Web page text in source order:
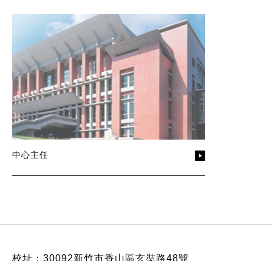
中心主任
校址：30092新竹市香山區玄奘路48號